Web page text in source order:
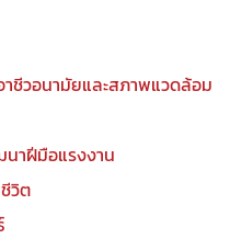
วอนามัยและสภาพแวดล้อม
าฝีมือแรงงาน
วิต